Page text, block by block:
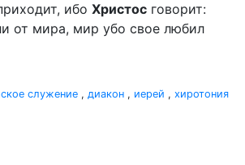
ибо Христос говорит:
от мира, мир убо свое любил
служение , диакон , иерей , хиротония